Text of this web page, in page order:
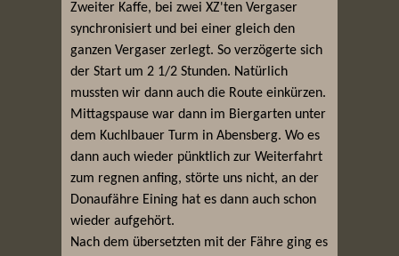
Zweiter Kaffe, bei zwei XZ'ten Vergaser
synchronisiert und bei einer gleich den
ganzen Vergaser zerlegt. So verzögerte sich
der Start um 2 1/2 Stunden. Natürlich
mussten wir dann auch die Route einkürzen.
Mittagspause war dann im Biergarten unter
dem Kuchlbauer Turm in Abensberg. Wo es
dann auch wieder pünktlich zur Weiterfahrt
zum regnen anfing, störte uns nicht, an der
Donaufähre Eining hat es dann auch schon
wieder aufgehört.
Nach dem übersetzten mit der Fähre ging es